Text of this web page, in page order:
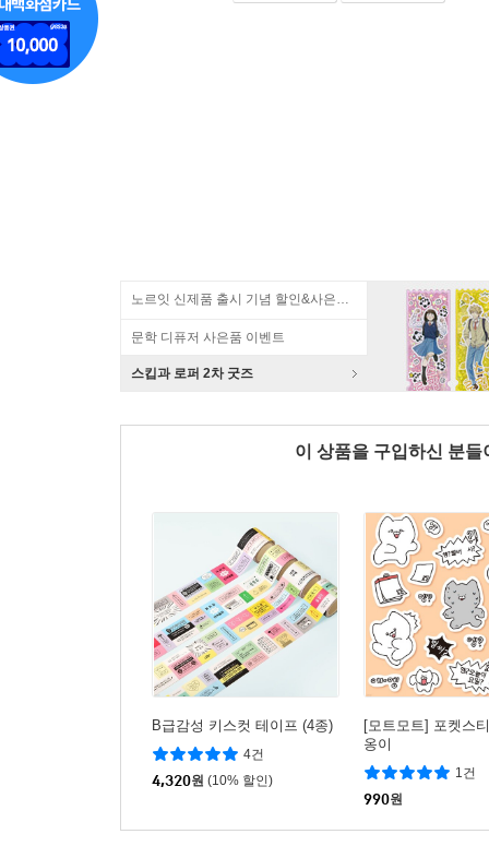
노르잇 신제품 출시 기념 할인&사은품 증정!
문학 디퓨저 사은품 이벤트
스킵과 로퍼 2차 굿즈
이 상품을 구입하신 분
B급감성 키스컷 테이프 (4종)
4건
4,320원 (10% 할인)
[모트모트] 포켓스
옹이
1건
990원